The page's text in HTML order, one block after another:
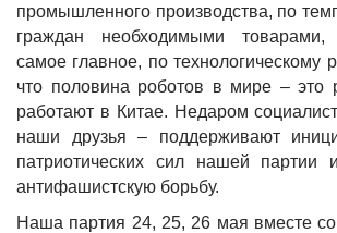
промышленного производства, по
граждан необходимыми
самое главное, по технологическому
что половина роботов в мире – это
работают в Китае. Недаром
наши друзья – поддерживают
патриотических сил нашей партии
антифашистскую борьбу.
Наша партия 24, 25, 26 мая вместе